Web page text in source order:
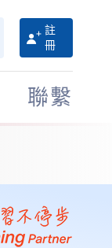
註
冊
聯繫